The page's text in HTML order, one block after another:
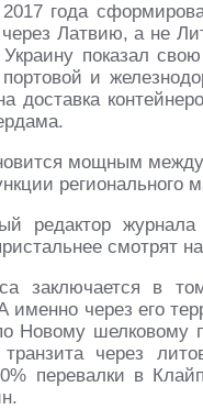
года
Латвию, а не
Украину показал
и
доставка
мощным
регионального
редактор журнала
смотрят
заключается в
именно через его
Новому шелковому
транзита через
перевалки в